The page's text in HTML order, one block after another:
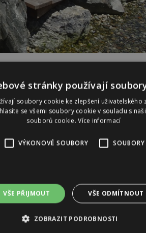
Alpách, Janě pomáhali i další rodiče
s dětmi pořádnou dávku inspirace
rakouských Alp. A protože je v Alpách
rozhodla jsem se, že tentokrát
a z výsledku jsem nadšena,“
a okolí by měla sloužit především jako
cílem není detailně informovat o
na zajímavá místa, tak aby dovolená
praktické informace z pohledu
třeba na hřiště či možnost osvěžit se
stránky používají
soubory cookie ke zlepšení uživatelského
se všemi soubory cookie v souladu s
souborů cookie.Více informací
VÝKONOVÉ SOUBORY
VŠE PŘIJMOUT VŠE ODMÍTNOUT
ZOBRAZIT PODROBNOSTI